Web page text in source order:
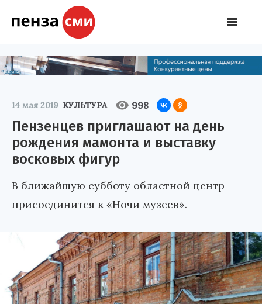
14 мая 2019 КУЛЬТУРА 998
Пензенцев приглашают на день
рождения мамонта и выставку
восковых фигур
В ближайшую субботу областной центр
присоединится к «Ночи музеев».